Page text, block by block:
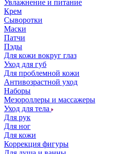
Увлажнение и питание
Крем
Сыворотки
Маски
Патчи
Пэды
Для кожи вокруг глаз
Уход для губ
Для проблемной кожи
Антивозрастной уход
Наборы
Мезороллеры и массажеры
Уход для тела
Для рук
Для ног
Для кожи
Коррекция фигуры